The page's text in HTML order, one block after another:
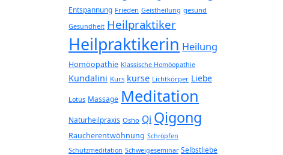
Entspannung Frieden Geistheilung gesund
Gesundheit Heilpraktiker
Heilpraktikerin Heilung
Homöopathie Klassische Homöopathie
Kundalini Kurs kurse Lichtkörper Liebe
Lotus Massage Meditation
Naturheilpraxis Osho Qi Qigong
Raucherentwöhnung Schröpfen
Schutzmeditation Schweigeseminar Selbstliebe